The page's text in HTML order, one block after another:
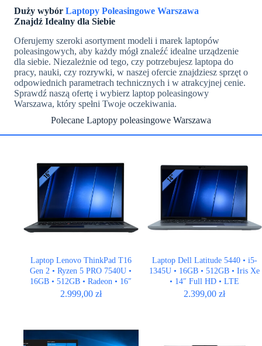
Duży wybór Laptopy Poleasingowe Warszawa
Znajdź Idealny dla Siebie
Oferujemy szeroki asortyment modeli i marek laptopów
poleasingowych, aby każdy mógł znaleźć idealne urządzenie
dla siebie. Niezależnie od tego, czy potrzebujesz laptopa do
pracy, nauki, czy rozrywki, w naszej ofercie znajdziesz sprzęt o
odpowiednich parametrach technicznych i w atrakcyjnej cenie.
Sprawdź naszą ofertę i wybierz laptop poleasingowy
Warszawa, który spełni Twoje oczekiwania.
Polecane Laptopy poleasingowe Warszawa
Laptop Lenovo ThinkPad T16
Gen 2 • Ryzen 5 PRO 7540U •
16GB • 512GB • Radeon • 16″
Full HD+ • LTE
2.999,00 zł
Laptop Dell Latitude 5440 • i5-
1345U • 16GB • 512GB • Iris Xe
• 14″ Full HD • LTE
2.399,00zł